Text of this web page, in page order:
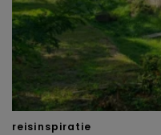
reisinspiratie